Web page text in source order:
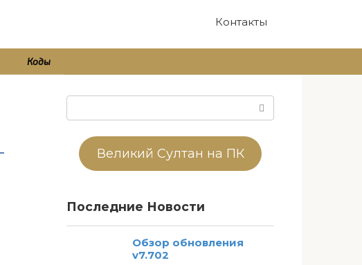
Контакты
Коды
Великий Султан на ПК
Последние Новости
Обзор обновления
v7.702